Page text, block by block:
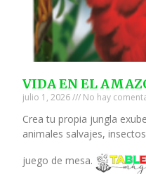
VIDA EN EL
julio 1, 2026 No hay
Crea tu propia jungla
animales salvajes,
juego de mesa.